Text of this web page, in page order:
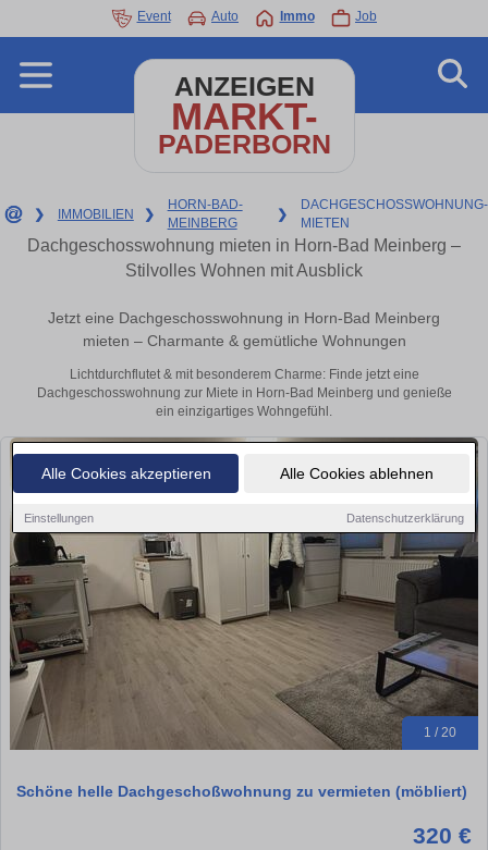
Alle Cookies akzeptieren Alle Cookies ablehnen
Einstellungen Datenschutzerklärung
Event Auto Immo Job
ANZEIGEN
MARKT-
PADERBORN
❯ IMMOBILIEN ❯
HORN-BAD-
MEINBERG
❯
DACHGESCHOSSWOHNUNG-
MIETEN
Dachgeschosswohnung mieten in Horn-Bad Meinberg –
Stilvolles Wohnen mit Ausblick
Jetzt eine Dachgeschosswohnung in Horn-Bad Meinberg
mieten – Charmante & gemütliche Wohnungen
Lichtdurchflutet & mit besonderem Charme: Finde jetzt eine
Dachgeschosswohnung zur Miete in Horn-Bad Meinberg und genieße
ein einzigartiges Wohngefühl.
1 / 20
Schöne helle Dachgeschoßwohnung zu vermieten (möbliert)
320 €